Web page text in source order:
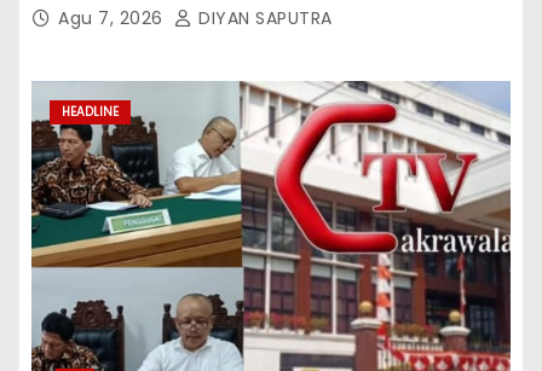
Perwakilan Provinsi Lampung Media
Bertindak
Agu 7, 2026 DIYAN SAPUTRA
HEADLINE